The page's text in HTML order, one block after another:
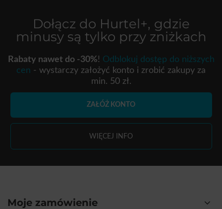
Dołącz do Hurtel+, gdzie
minusy są tylko przy zniżkach
Rabaty nawet do -30%! Odblokuj dostęp do niższych
cen - wystarczy założyć konto i zrobić zakupy za
min. 50 zł.
ZAŁÓŻ KONTO
WIĘCEJ INFO
Moje zamówienie